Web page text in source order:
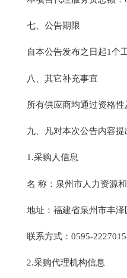
七、公告期限
自本公告发布之日起1个工
八、其它补充事宜
所有供应商均通过资格性
九、凡对本次公告内容提
1.采购人信息
名 称：泉州市人力资源和
地址：福建省泉州市丰泽
联系方式：0595-
2.采购代理机构信息